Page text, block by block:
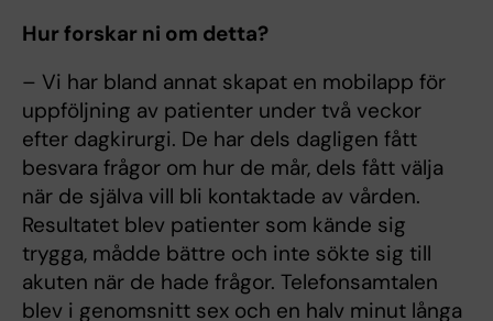
Hur forskar ni om detta?
– Vi har bland annat skapat en mobilapp för
uppföljning av patienter under två veckor
efter dagkirurgi. De har dels dagligen fått
besvara frågor om hur de mår, dels fått välja
när de själva vill bli kontaktade av vården.
Resultatet blev patienter som kände sig
trygga, mådde bättre och inte sökte sig till
akuten när de hade frågor. Telefonsamtalen
blev i genomsnitt sex och en halv minut långa